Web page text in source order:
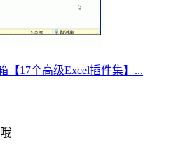
【17个高级Excel插件集】...